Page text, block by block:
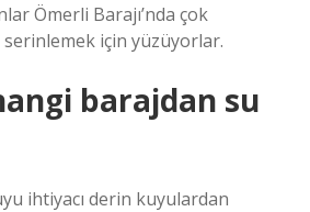
Ömerli Barajı’nda çok
için yüzüyorlar.
barajdan su
ihtiyacı derin kuyulardan